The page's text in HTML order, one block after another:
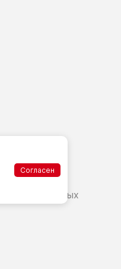
персональных
Согласен